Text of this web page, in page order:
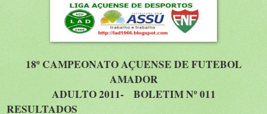
18º CAMPEONATO AÇUENSE DE FUTEBOL
AMADOR
ADULTO 2011-
BOLETIM Nº 011
RESULTADOS